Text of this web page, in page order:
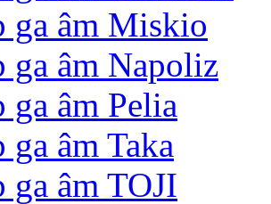
ga âm Miskio
ga âm Napoliz
ga âm Pelia
ga âm Taka
ga âm TOJI